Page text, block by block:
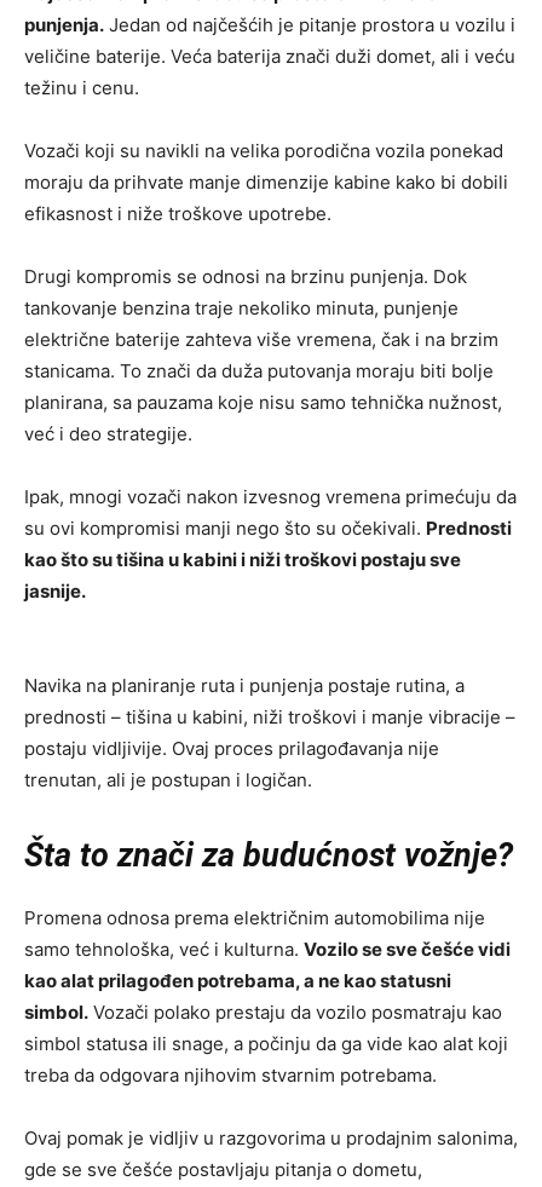
punjenja. Jedan od najčešćih je pitanje prostora u vozilu i
veličine baterije. Veća baterija znači duži domet, ali i veću
težinu i cenu.
Vozači koji su navikli na velika porodična vozila ponekad
moraju da prihvate manje dimenzije kabine kako bi dobili
efikasnost i niže troškove upotrebe.
Drugi kompromis se odnosi na brzinu punjenja. Dok
tankovanje benzina traje nekoliko minuta, punjenje
električne baterije zahteva više vremena, čak i na brzim
stanicama. To znači da duža putovanja moraju biti bolje
planirana, sa pauzama koje nisu samo tehnička nužnost,
već i deo strategije.
Ipak, mnogi vozači nakon izvesnog vremena primećuju da
su ovi kompromisi manji nego što su očekivali. Prednosti
kao što su tišina u kabini i niži troškovi postaju sve
jasnije.
Navika na planiranje ruta i punjenja postaje rutina, a
prednosti – tišina u kabini, niži troškovi i manje vibracije –
postaju vidljivije. Ovaj proces prilagođavanja nije
trenutan, ali je postupan i logičan.
Šta to znači za budućnost vožnje?
Promena odnosa prema električnim automobilima nije
samo tehnološka, već i kulturna. Vozilo se sve češće vidi
kao alat prilagođen potrebama, a ne kao statusni
simbol. Vozači polako prestaju da vozilo posmatraju kao
simbol statusa ili snage, a počinju da ga vide kao alat koji
treba da odgovara njihovim stvarnim potrebama.
Ovaj pomak je vidljiv u razgovorima u prodajnim salonima,
gde se sve češće postavljaju pitanja o dometu,